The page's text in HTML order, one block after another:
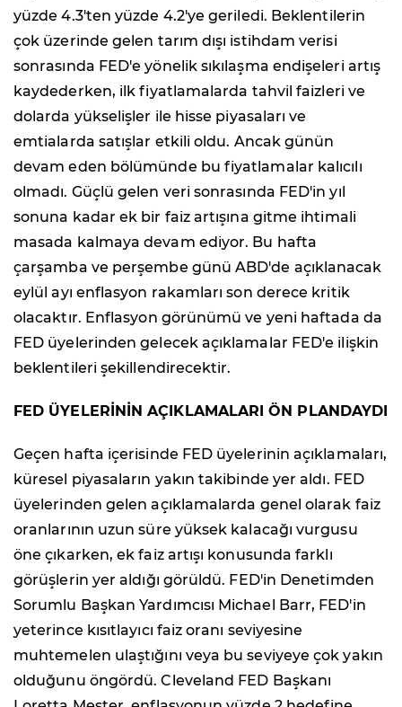
yüzde 4.3'ten yüzde 4.2'ye geriledi. Beklentilerin
çok üzerinde gelen tarım dışı istihdam verisi
sonrasında FED'e yönelik sıkılaşma endişeleri artış
kaydederken, ilk fiyatlamalarda tahvil faizleri ve
dolarda yükselişler ile hisse piyasaları ve
emtialarda satışlar etkili oldu. Ancak günün
devam eden bölümünde bu fiyatlamalar kalıcılı
olmadı. Güçlü gelen veri sonrasında FED'in yıl
sonuna kadar ek bir faiz artışına gitme ihtimali
masada kalmaya devam ediyor. Bu hafta
çarşamba ve perşembe günü ABD'de açıklanacak
eylül ayı enflasyon rakamları son derece kritik
olacaktır. Enflasyon görünümü ve yeni haftada da
FED üyelerinden gelecek açıklamalar FED'e ilişkin
beklentileri şekillendirecektir.
FED ÜYELERİNİN AÇIKLAMALARI ÖN PLANDAYDI
Geçen hafta içerisinde FED üyelerinin açıklamaları,
küresel piyasaların yakın takibinde yer aldı. FED
üyelerinden gelen açıklamalarda genel olarak faiz
oranlarının uzun süre yüksek kalacağı vurgusu
öne çıkarken, ek faiz artışı konusunda farklı
görüşlerin yer aldığı görüldü. FED'in Denetimden
Sorumlu Başkan Yardımcısı Michael Barr, FED'in
yeterince kısıtlayıcı faiz oranı seviyesine
muhtemelen ulaştığını veya bu seviyeye çok yakın
olduğunu öngördü. Cleveland FED Başkanı